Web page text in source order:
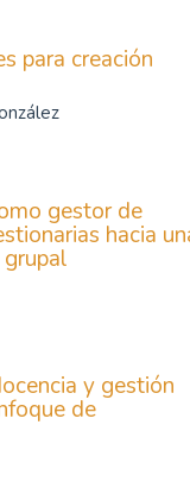
para creación
gestor de
hacia
y gestión
de